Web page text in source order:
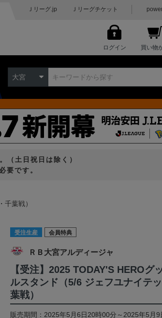
Ｊリーグ.jp Ｊリーグチケット
ログイン 買い物
大宮
（土日祝日は除く）
要です。
葉戦）
受注生産 会員特典
ＲＢ大宮アルディージャ
【受注】2025 TODAY'S HEROグ
ルスタンド（5/6 ジェフユナイテ
葉戦）
販売期間：2025年5月6日20時00分～2025年5月9